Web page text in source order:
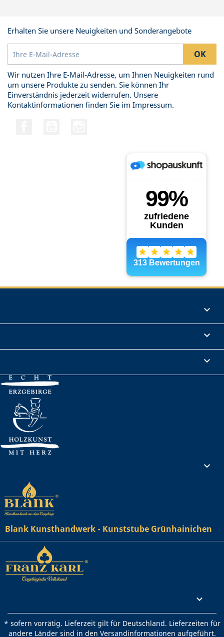
Erhalten Sie unsere Neuigkeiten und Sonderangebote
Wir nutzen Ihre E-Mail-Adresse, um Ihnen Neuigkeiten rund
um unsere Produkte zu senden. Sie können Ihr
Einverständnis jederzeit widerrufen. Unsere
Kontaktinformationen finden Sie im Impressum.




Blank Kunsthandwerk - Kunststube Grünhainichen

* sofern vorrätig. Lieferzeit gilt für Deutschland. Lieferzeiten für
andere Länder sind in den Versandinformationen aufgeführt.